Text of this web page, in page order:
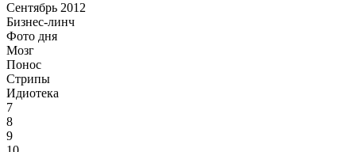
Сентябрь 2012
Бизнес-линч
Фото дня
Мозг
Понос
Стрипы
Идиотека
7
8
9